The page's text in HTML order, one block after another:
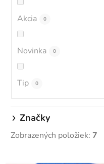
Akcia 0
Novinka 0
Tip 0
Značky
Zobrazených položiek: 7